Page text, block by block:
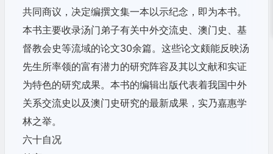
共同商议， 决定编撰文集一本以示纪念，即为本书。
本书主要收录汤门弟子有关中外交流史、澳门史、 基
督教会史等流域的论文30余篇。 这些论文颇能反映汤
先生所率领的富有潜力的研究阵容及其以文献和实证
为特色的研究成果。 本书的编辑出版代表着我国中外
关系交流史以及澳门史研究的最新成果，实乃嘉惠学
林之举。
六十自况